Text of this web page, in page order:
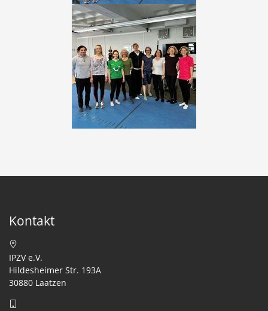
Kontakt
IPZV e.V.
Hildesheimer Str. 193A
30880 Laatzen